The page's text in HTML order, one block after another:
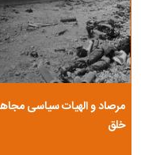
مرصاد و الهیات سیاسی
خلق